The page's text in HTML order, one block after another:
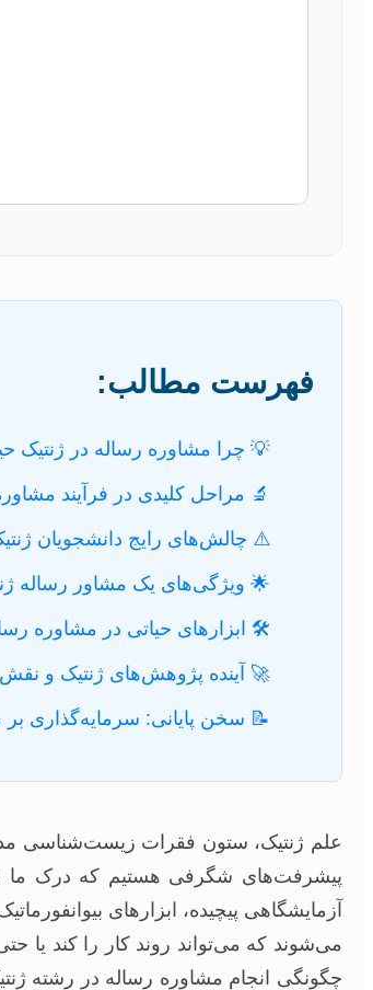
فهرست مطالب:
💡 چرا مشاوره رساله در ژنتیک
🔬 مراحل کلیدی در فرآیند
⚠️ چالش‌های رایج دانشجویان
🌟 ویژگی‌های یک مشاور رساله
🛠️ ابزارهای حیاتی در مشاوره
🚀 آینده پژوهش‌های ژنتیک و
📝 سخن پایانی: سرمایه‌گذاری
پیشرفت‌های شگرفی هستیم که درک ما
آزمایشگاهی پیچیده، ابزارهای
می‌شوند که می‌تواند روند کار را کند یا
چگونگی انجام مشاوره رساله در رشته